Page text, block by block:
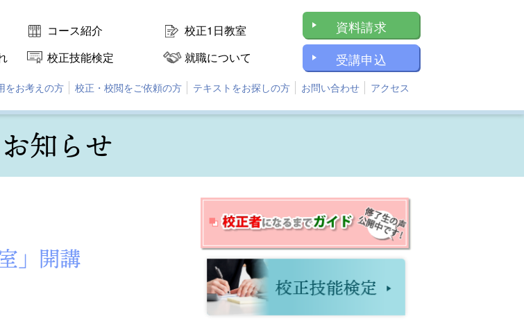
コース紹介
校正1日教室
校正技能検定 就職について
資料請求
受講申込
をお考えの方 校正・校閲をご依頼の方 テキストをお探しの方 お問い合わせ アクセス
お知らせ
」開講